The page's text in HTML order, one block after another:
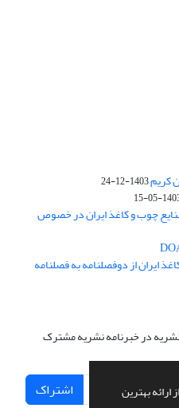
بهترین
کریم1403-12-24
1403-
چوب و کاغذ ایران در خصوص
ایران از دوفصلنامه به فصلنامه
نشریه در خبرنامه نشریه مشترک
اشتراک